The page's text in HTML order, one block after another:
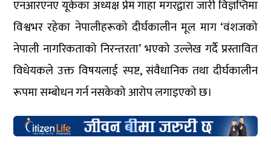
एनआरएनए यूकेका अध्यक्ष प्रेम गाहा मगरद्वारा जारी विज्ञप्तिमा
विश्वभर रहेका नेपालीहरूको दीर्घकालीन मूल माग ‘वंशजको
नेपाली नागरिकताको निरन्तरता’ भएको उल्लेख गर्दै प्रस्तावित
विधेयकले उक्त विषयलाई स्पष्ट, संवैधानिक तथा दीर्घकालीन
रूपमा सम्बोधन गर्न नसकेको आरोप लगाइएको छ।